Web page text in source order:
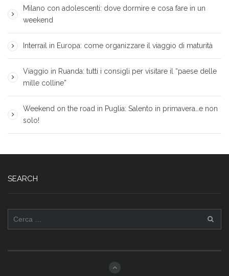
Milano con adolescenti: dove dormire e cosa fare in un
weekend
Interrail in Europa: come organizzare il viaggio di maturità
Viaggio in Ruanda: tutti i consigli per visitare il “paese delle
mille colline”
Weekend on the road in Puglia: Salento in primavera…e non
solo!
SEARCH
per: